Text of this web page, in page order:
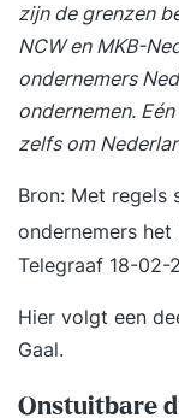
zijn de grenzen
NCW en MKB-
ondernemers
ondernemen.
zelfs om
Bron: Met regels
ondernemers het
Telegraaf 18-02-
Hier volgt een
Gaal.
Onstuitbare